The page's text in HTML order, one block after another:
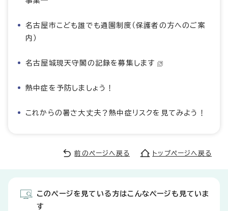
名古屋市こども誰でも通園制度（保護者の方へのご案
内）
名古屋城現天守閣の記録を募集します
熱中症を予防しましょう！
これからの暑さ大丈夫？熱中症リスクを見てみよう！
前のページへ戻る トップページへ戻る
このページを見ている方はこんなページも見ていま
す